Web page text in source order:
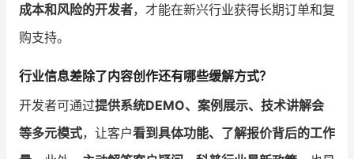
成本和风险的开发者，才能在新兴行业获得长期订单和复
购支持。
行业信息差除了内容创作还有哪些缓解方式？
开发者可通过提供系统DEMO、案例展示、技术讲解会
等多元模式，让客户看到具体功能、了解报价背后的工作